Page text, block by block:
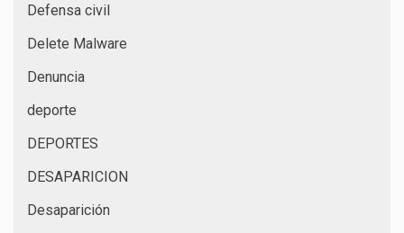
Defensa civil
Delete Malware
Denuncia
deporte
DEPORTES
DESAPARICION
Desaparición